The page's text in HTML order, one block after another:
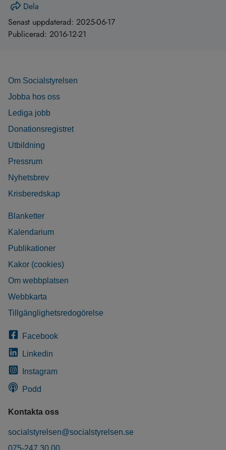
Dela
Senast uppdaterad: 2025-06-17
Publicerad: 2016-12-21
Om Socialstyrelsen
Jobba hos oss
Lediga jobb
Donationsregistret
Utbildning
Pressrum
Nyhetsbrev
Krisberedskap
Blanketter
Kalendarium
Publikationer
Kakor (cookies)
Om webbplatsen
Webbkarta
Tillgänglighetsredogörelse
Facebook
Linkedin
Instagram
Podd
Kontakta oss
socialstyrelsen@socialstyrelsen.se
075-247 30 00